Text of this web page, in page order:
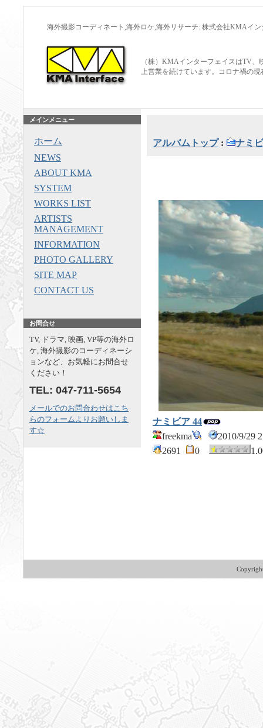
海外撮影コーディネート,海外ロケ,海外リサーチ: 株式会社KMAイ
（株）KMAインターフェイスはTV
上営業を続けています。コロナ禍の
アルバムトップ: ナミ
ナミビア 44
freekma
2010/9/
2691
0
メインメニュー
ホーム
NEWS
ABOUT KMA
SYSTEM
WORKS LIST
ARTISTS
MANAGEMENT
INFORMATION
PHOTO GALLERY
SITE MAP
CONTACT US
お問合せ
TV, ドラマ, 映画, VP等の海外ロ
ケ, 海外撮影のコーディネーシ
ョンなど、お気軽にお問合せ
ください！
TEL: 047-711-5654
メールでのお問合わせはこち
らのフォームよりお願いしま
す☆